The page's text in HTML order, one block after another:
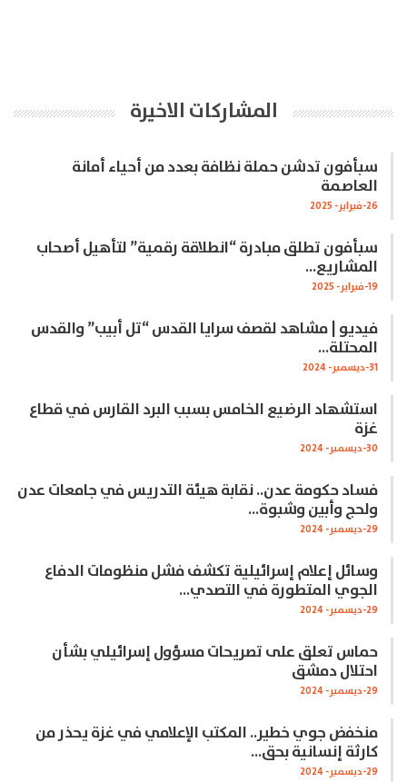
المشاركات الاخيرة
سبأفون تدشن حملة نظافة بعدد من أحياء أمانة
العاصمة
26-فبراير- 2025
سبأفون تطلق مبادرة “انطلاقة رقمية” لتأهيل أصحاب
المشاريع…
19-فبراير- 2025
فيديو | مشاهد لقصف سرايا القدس “تل أبيب” والقدس
المحتلة…
31-ديسمبر- 2024
استشهاد الرضيع الخامس بسبب البرد القارس في قطاع
غزة
30-ديسمبر- 2024
فساد حكومة عدن.. نقابة هيئة التدريس في جامعات عدن
ولحج وأبين وشبوة…
29-ديسمبر- 2024
وسائل إعلام إسرائيلية تكشف فشل منظومات الدفاع
الجوي المتطورة في التصدي…
29-ديسمبر- 2024
حماس تعلق على تصريحات مسؤول إسرائيلي بشأن
احتلال دمشق
29-ديسمبر- 2024
منخفض جوي خطير.. المكتب الإعلامي في غزة يحذر من
كارثة إنسانية بحق…
29-ديسمبر- 2024